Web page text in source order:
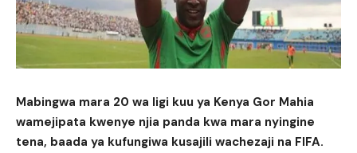
Mabingwa mara 20 wa ligi kuu ya Kenya Gor Mahia
wamejipata kwenye njia panda kwa mara nyingine
tena, baada ya kufungiwa kusajili wachezaji na FIFA.